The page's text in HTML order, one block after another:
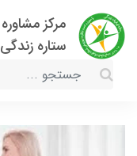
مرکز مشاوره
ستاره زندگی